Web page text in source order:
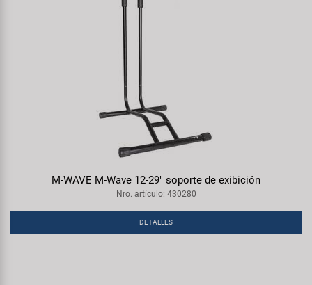
M-WAVE M-Wave 12-29" soporte de exibición
Nro. artículo: 430280
DETALLES